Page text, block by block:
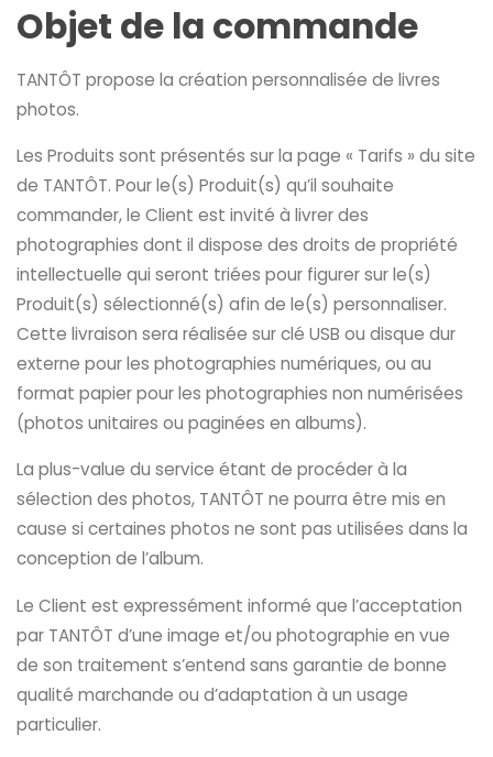
Objet de la commande
TANTÔT propose la création personnalisée de livres
photos.
Les Produits sont présentés sur la page « Tarifs » du site
de TANTÔT. Pour le(s) Produit(s) qu’il souhaite
commander, le Client est invité à livrer des
photographies dont il dispose des droits de propriété
intellectuelle qui seront triées pour figurer sur le(s)
Produit(s) sélectionné(s) afin de le(s) personnaliser.
Cette livraison sera réalisée sur clé USB ou disque dur
externe pour les photographies numériques, ou au
format papier pour les photographies non numérisées
(photos unitaires ou paginées en albums).
La plus-value du service étant de procéder à la
sélection des photos, TANTÔT ne pourra être mis en
cause si certaines photos ne sont pas utilisées dans la
conception de l’album.
Le Client est expressément informé que l’acceptation
par TANTÔT d’une image et/ou photographie en vue
de son traitement s’entend sans garantie de bonne
qualité marchande ou d’adaptation à un usage
particulier.